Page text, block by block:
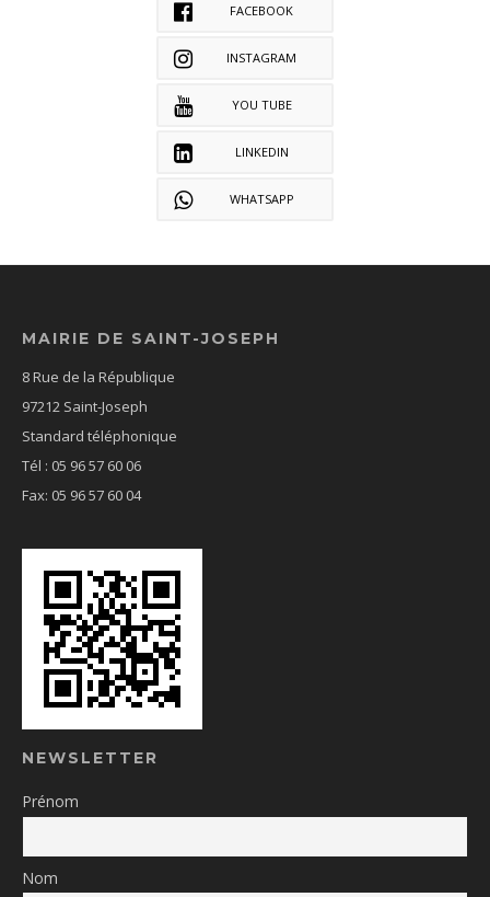
FACEBOOK
INSTAGRAM
YOU TUBE
LINKEDIN
WHATSAPP
MAIRIE DE SAINT-JOSEPH
8 Rue de la République
97212 Saint-Joseph
Standard téléphonique
Tél : 05 96 57 60 06
Fax: 05 96 57 60 04
NEWSLETTER
Prénom
Nom